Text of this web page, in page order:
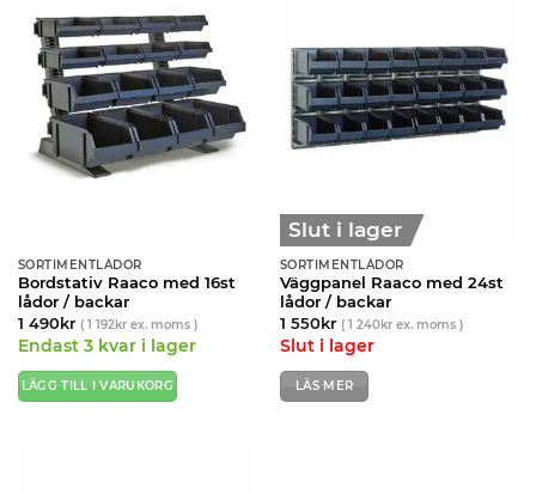
SORTIMENTLÅDOR
Bordstativ Raaco med 16st
lådor / backar
1 490kr ( 1 192krex. moms )
Endast 3 kvar i lager
LÄGG TILL I VARUKORG
Slut i lager
SORTIMENTLÅDOR
Väggpanel Raaco med 24st
lådor / backar
1 550kr ( 1 240krex. moms )
Slut i lager
LÄS MER